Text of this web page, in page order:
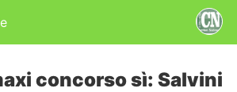
concorso sì: Salvini